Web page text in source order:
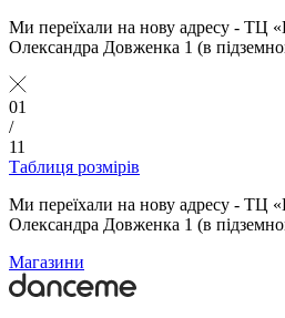
Ми переїхали на нову адресу - ТЦ
Олександра Довженка 1 (в
01
/
11
Таблиця розмірів
Ми переїхали на нову адресу - ТЦ
Олександра Довженка 1 (в
Магазини